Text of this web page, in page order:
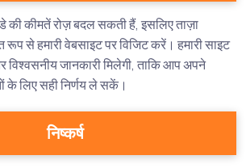
कीमतें रोज़ बदल सकती हैं, इसलिए ताज़ा
रूप से हमारी वेबसाइट पर विजिट करें। हमारी साइट
जानकारी मिलेगी, ताकि आप अपने
के लिए सही निर्णय ले सकें।
निष्कर्ष